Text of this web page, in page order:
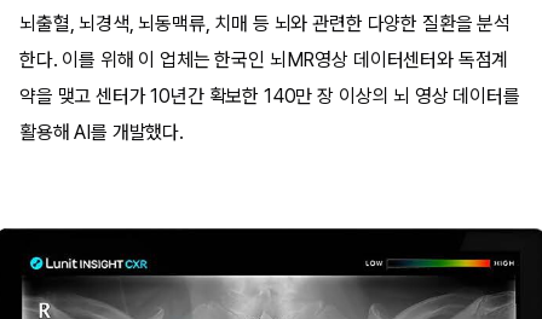
뇌출혈, 뇌경색, 뇌동맥류, 치매 등 뇌와 관련한 다양한 질환을 분석
한다. 이를 위해 이 업체는 한국인 뇌MR영상 데이터센터와 독점계
약을 맺고 센터가 10년간 확보한 140만 장 이상의 뇌 영상 데이터를
활용해 AI를 개발했다.